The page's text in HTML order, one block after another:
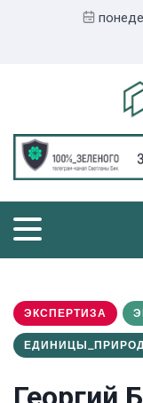
ЭКСПЕРТИЗА